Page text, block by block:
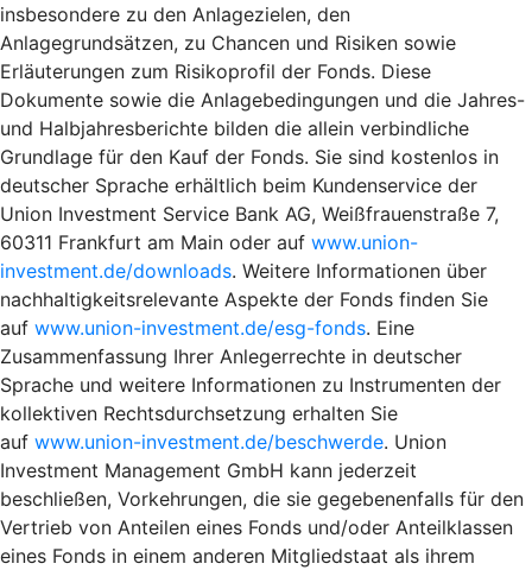
insbesondere zu den Anlagezielen, den
Anlagegrundsätzen, zu Chancen und Risiken sowie
Erläuterungen zum Risikoprofil der Fonds. Diese
Dokumente sowie die Anlagebedingungen und die Jahres-
und Halbjahresberichte bilden die allein verbindliche
Grundlage für den Kauf der Fonds. Sie sind kostenlos in
deutscher Sprache erhältlich beim Kundenservice der
Union Investment Service Bank AG, Weißfrauenstraße 7,
60311 Frankfurt am Main oder auf www.union-
investment.de/downloads. Weitere Informationen über
nachhaltigkeitsrelevante Aspekte der Fonds finden Sie
auf www.union-investment.de/esg-fonds. Eine
Zusammenfassung Ihrer Anlegerrechte in deutscher
Sprache und weitere Informationen zu Instrumenten der
kollektiven Rechtsdurchsetzung erhalten Sie
auf www.union-investment.de/beschwerde. Union
Investment Management GmbH kann jederzeit
beschließen, Vorkehrungen, die sie gegebenenfalls für den
Vertrieb von Anteilen eines Fonds und/oder Anteilklassen
eines Fonds in einem anderen Mitgliedstaat als ihrem